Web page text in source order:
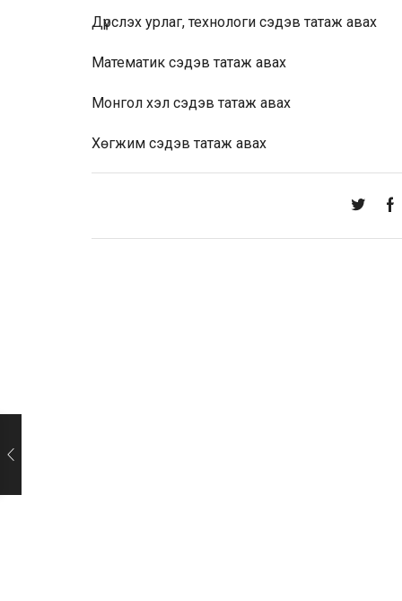
Дүрслэх урлаг, технологи сэдэв татаж авах
Математик сэдэв татаж авах
Монгол хэл сэдэв татаж авах
Хөгжим сэдэв татаж авах